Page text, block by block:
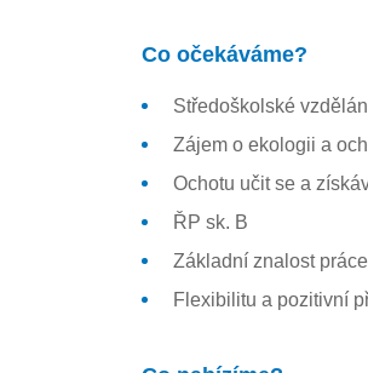
Co očekáváme?
Středoškolské
Zájem o ekologii a
Ochotu učit se a
ŘP sk. B
Základní znalost
Flexibilitu a pozitivní